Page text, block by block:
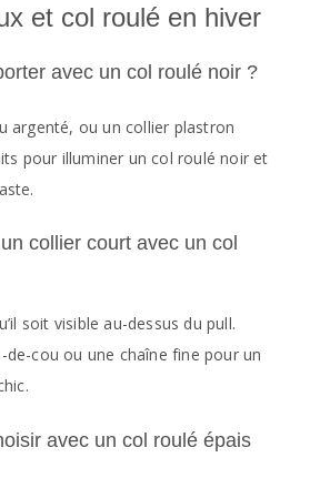
et col roulé en hiver
avec un col roulé noir ?
argenté, ou un collier plastron
pour illuminer un col roulé noir et
collier court avec un col
soit visible au-dessus du pull.
de-cou ou une chaîne fine pour un
avec un col roulé épais